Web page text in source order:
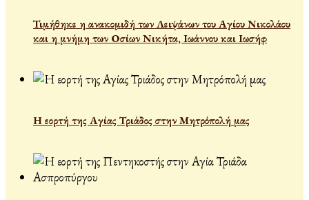
Τιμήθηκε η ανακομιδή των Λειψάνων του Αγίου Νικολάου
και η μνήμη των Οσίων Νικήτα, Ιωάννου και Ιωσήφ
Η εορτή της Αγίας Τριάδος στην Μητρόπολή μας